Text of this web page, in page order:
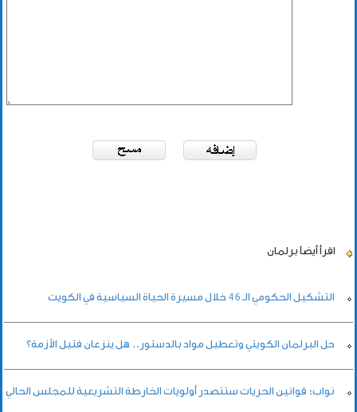
اقرأ أيضاً برلمان
التشكيل الحكومي الـ 46 خلال مسيرة الحياة السياسية في الكويت
حل البرلمان الكويتي وتعطيل مواد بالدستور.. هل ينزعان فتيل الأزمة؟
نواب: قوانين الحريات ستتصدر أولويات الخارطة التشريعية للمجلس الحالي